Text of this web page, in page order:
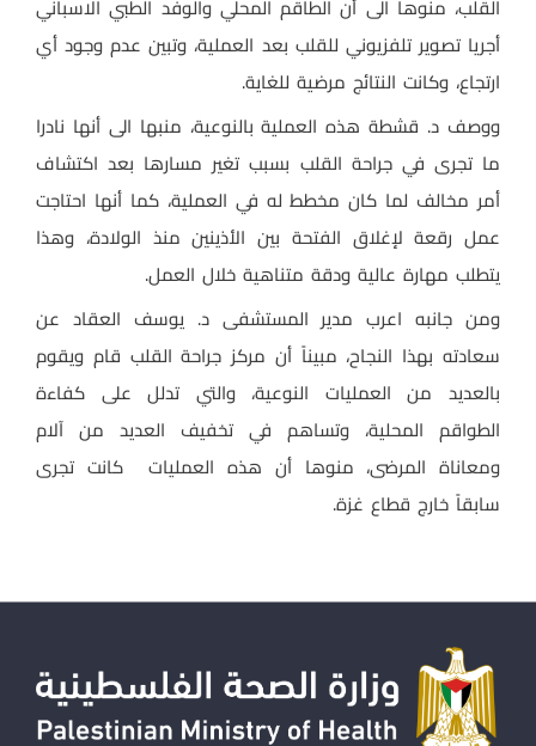
القلب، منوهاً الى أن الطاقم المحلي والوفد الطبي الاسباني
أجريا تصوير تلفزيوني للقلب بعد العملية، وتبين عدم وجود أي
ارتجاع، وكانت النتائج مرضية للغاية.
ووصف د. قشطة هذه العملية بالنوعية، منبها الى أنها نادرا
ما تجرى في جراحة القلب بسبب تغير مسارها بعد اكتشاف
أمر مخالف لما كان مخطط له في العملية، كما أنها احتاجت
عمل رقعة لإغلاق الفتحة بين الأذينين منذ الولادة، وهذا
يتطلب مهارة عالية ودقة متناهية خلال العمل.
ومن جانبه اعرب مدير المستشفى د. يوسف العقاد عن
سعادته بهذا النجاح، مبيناً أن مركز جراحة القلب قام ويقوم
بالعديد من العمليات النوعية، والتي تدلل على كفاءة
الطواقم المحلية، وتساهم في تخفيف العديد من آلام
ومعاناة المرضى، منوها أن هذه العمليات كانت تجرى
سابقاً خارج قطاع غزة.